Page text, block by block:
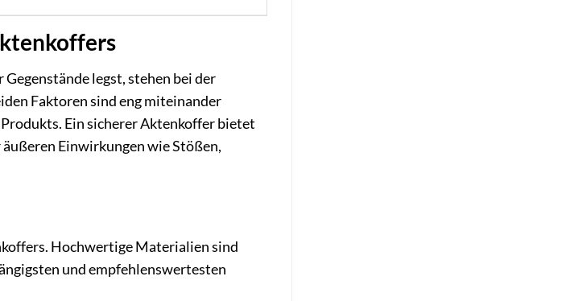
legst, stehen bei der
Faktoren sind eng miteinander
Ein sicherer Aktenkoffer bietet
Einwirkungen wie Stößen,
Hochwertige Materialien sind
und empfehlenswertesten